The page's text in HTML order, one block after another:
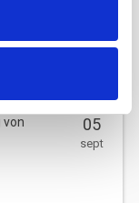
participantii la
sau abonament,
spectacol sau in locul
bilet, pentru a evita
spectatori
von
05
sept